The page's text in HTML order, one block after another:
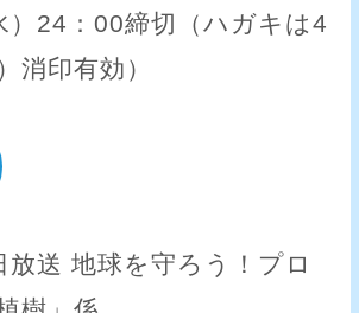
）24：00締切（ハガキは4
消印有効）
放送 地球を守ろう！プロ